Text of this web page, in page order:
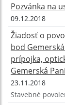
Pozvánka na
09.12.2018
Žiadosť o
bod
prípojka,
Gemerská
23.11.2018
Stavebné